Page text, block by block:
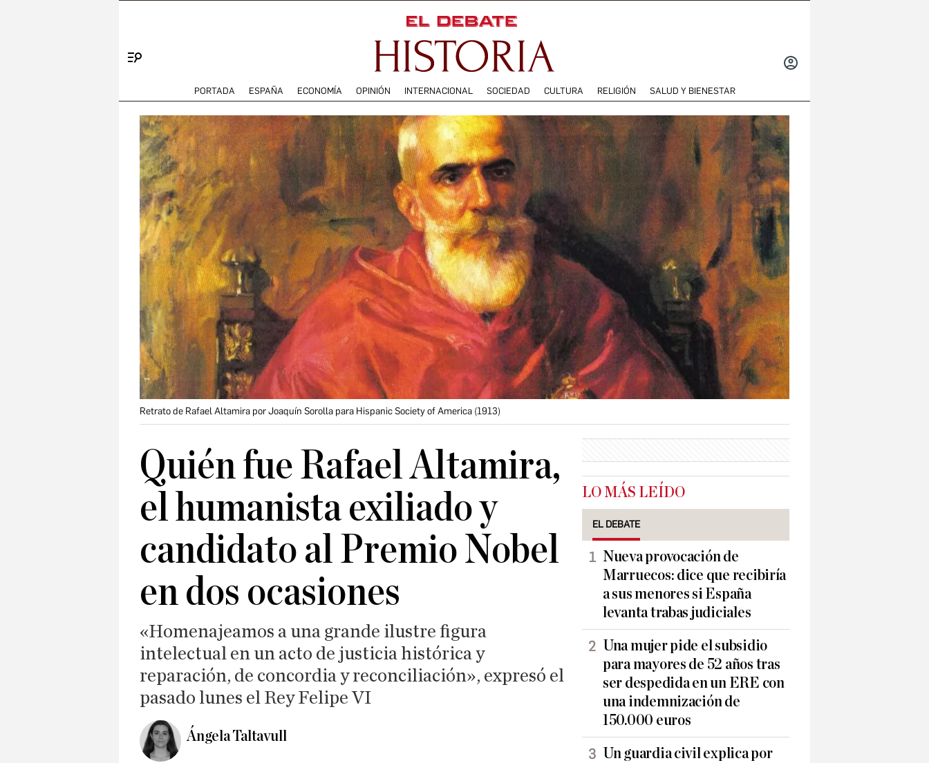
PORTADA ESPAÑA ECONOMÍA OPINIÓN INTERNACIONAL SOCIEDAD CULTURA RELIGIÓN SALUD Y BIENESTAR
Retrato de Rafael Altamira por Joaquín Sorolla para Hispanic Society of America (1913)
Quién fue Rafael Altamira,
el humanista exiliado y
candidato al Premio Nobel
en dos ocasiones
«Homenajeamos a una grande ilustre figura
intelectual en un acto de justicia histórica y
reparación, de concordia y reconciliación», expresó el
pasado lunes el Rey Felipe VI
Ángela Taltavull
LO MÁS LEÍDO
EL DEBATE
Nueva provocación de
Marruecos: dice que recibiría
a sus menores si España
levanta trabas judiciales
Una mujer pide el subsidio
para mayores de 52 años tras
ser despedida en un ERE con
una indemnización de
150.000 euros
Un guardia civil explica por